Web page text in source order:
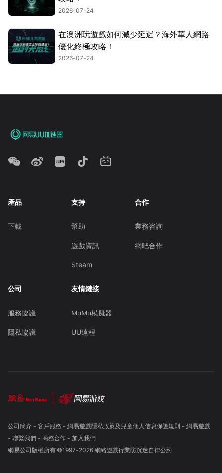
2026-07-24
在澳洲玩遊戲如何減少延遲？海外華人網路
優化終極攻略！
2026-07-24
產品
下載
支持
幫助
遊戲資訊
Steam
合作
業務咨詢
網吧合作
公司
服務協議
隱私協議
友情鏈接
MuMu模擬器
UU遠程
公司簡介- 客戶服務 - 網易遊戲隱私政策及兒童個人信息保護規則 - 網易遊戲
- 聯繫我們- 商務合作- 加入我們
網易公司版權所有 ©1997-2026 網絡遊戲行業防沉迷自律公約